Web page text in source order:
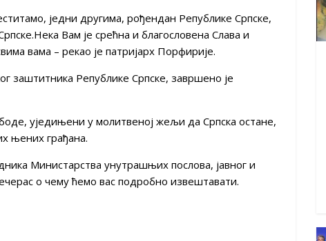
једни другима, рођендан Републике Српске,
Вам је срећна и благословена Слава и
вама – рекао је патријарх Порфирије.
заштитника Републике Српске, завршено је
уједињени у молитвеној жељи да Српска остане,
њених грађана.
Министарства унутрашњих послова, јавног и
о чему ћемо вас подробно извештавати.